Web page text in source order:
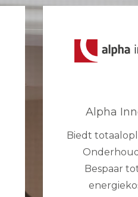
Alpha
Biedt
Bespaar